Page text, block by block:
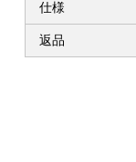
仕様
返品